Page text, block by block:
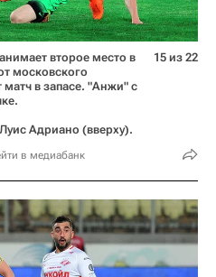
второе место в
московского
в запасе. "Анжи" с
Адриано (вверху).
в медиабанк
15 из 22